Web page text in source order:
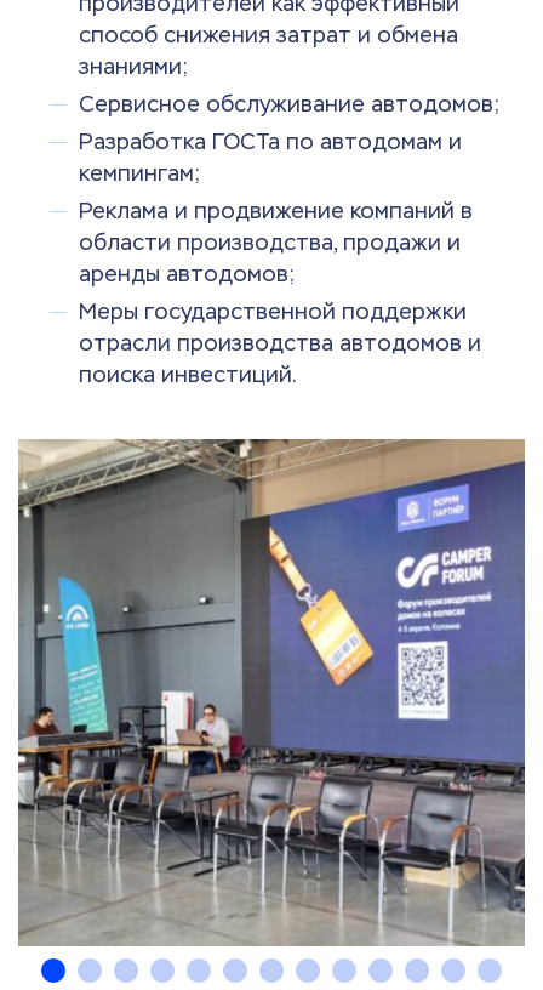
способ снижения затрат и обмена
знаниями;
Сервисное обслуживание автодомов;
Разработка ГОСТа по автодомам и
кемпингам;
Реклама и продвижение компаний в
области производства, продажи и
аренды автодомов;
Меры государственной поддержки
отрасли производства автодомов и
поиска инвестиций.